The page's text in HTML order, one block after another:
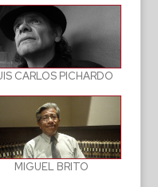
CARLOS PICHARDO
MIGUEL BRITO